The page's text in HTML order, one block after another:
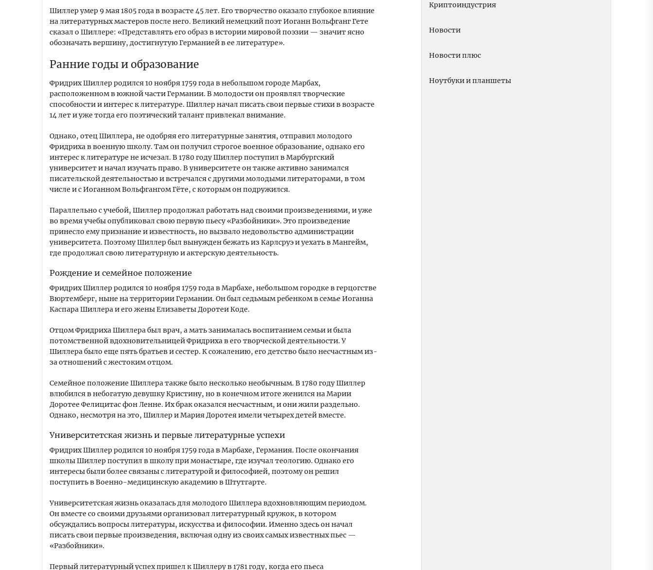
Шиллер умер 9 мая 1805 года в возрасте 45 лет. Его творчество оказало глубокое влияние
на литературных мастеров после него. Великий немецкий поэт Иоганн Вольфганг Гете
сказал о Шиллере: «Представлять его образ в истории мировой поэзии — значит ясно
обозначать вершину, достигнутую Германией в ее литературе».
Ранние годы и образование
Фридрих Шиллер родился 10 ноября 1759 года в небольшом городе Марбах,
расположенном в южной части Германии. В молодости он проявлял творческие
способности и интерес к литературе. Шиллер начал писать свои первые стихи в возрасте
14 лет и уже тогда его поэтический талант привлекал внимание.
Однако, отец Шиллера, не одобряя его литературные занятия, отправил молодого
Фридриха в военную школу. Там он получил строгое военное образование, однако его
интерес к литературе не исчезал. В 1780 году Шиллер поступил в Марбургский
университет и начал изучать право. В университете он также активно занимался
писательской деятельностью и встречался с другими молодыми литераторами, в том
числе и с Иоганном Вольфгангом Гёте, с которым он подружился.
Параллельно с учебой, Шиллер продолжал работать над своими произведениями, и уже
во время учебы опубликовал свою первую пьесу «Разбойники». Это произведение
принесло ему признание и известность, но вызвало недовольство администрации
университета. Поэтому Шиллер был вынужден бежать из Карлсруэ и уехать в Мангейм,
где продолжал свою литературную и актерскую деятельность.
Рождение и семейное положение
Фридрих Шиллер родился 10 ноября 1759 года в Марбахе, небольшом городке в герцогстве
Вюртемберг, ныне на территории Германии. Он был седьмым ребенком в семье Иоганна
Каспара Шиллера и его жены Елизаветы Доротеи Коде.
Отцом Фридриха Шиллера был врач, а мать занималась воспитанием семьи и была
потомственной вдохновительницей Фридриха в его творческой деятельности. У
Шиллера было еще пять братьев и сестер. К сожалению, его детство было несчастным из-
за отношений с жестоким отцом.
Семейное положение Шиллера также было несколько необычным. В 1780 году Шиллер
влюбился в небогатую девушку Кристину, но в конечном итоге женился на Марии
Доротее Фелицитас фон Ленне. Их брак оказался несчастным, и они жили раздельно.
Однако, несмотря на это, Шиллер и Мария Доротея имели четырех детей вместе.
Университетская жизнь и первые литературные успехи
Фридрих Шиллер родился 10 ноября 1759 года в Марбахе, Германия. После окончания
школы Шиллер поступил в школу при монастыре, где изучал теологию. Однако его
интересы были более связаны с литературой и философией, поэтому он решил
поступить в Военно-медицинскую академию в Штутгарте.
Университетская жизнь оказалась для молодого Шиллера вдохновляющим периодом.
Он вместе со своими друзьями организовал литературный кружок, в котором
обсуждались вопросы литературы, искусства и философии. Именно здесь он начал
писать свои первые произведения, включая одну из своих самых известных пьес —
«Разбойники».
Первый литературный успех пришел к Шиллеру в 1781 году, когда его пьеса
Криптоиндустрия
Новости
Новости плюс
Ноутбуки и планшеты